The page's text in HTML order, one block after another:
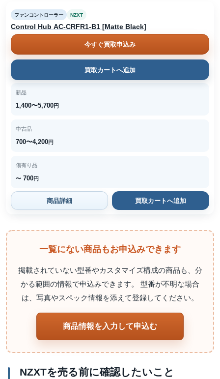
ファンコントローラー NZXT
Control Hub AC-CRFR1-B1 [Matte Black]
今すぐ買取申込み
買取カートへ追加
新品
1,400〜5,700円
中古品
700〜4,200円
傷有り品
〜 700円
商品詳細 買取カートへ追加
一覧にない商品もお申込みできます
掲載されていない型番やカスタマイズ構成の商品も、分
かる範囲の情報で申込みできます。 型番が不明な場合
は、写真やスペック情報を添えて登録してください。
商品情報を入力して申込む
NZXTを売る前に確認したいこと